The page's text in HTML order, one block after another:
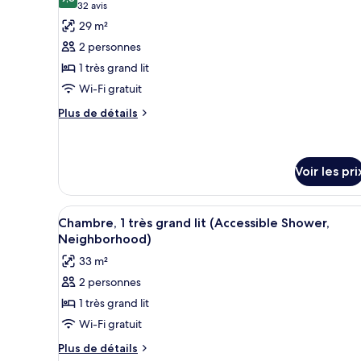
personnes
à
mobilité
réduite
(Shower)
1
très
grand
lit,
accessible
aux
personnes
à
photos
pour
ce
type
de
chambre :
grand
lit
9,8 sur 10
32 avis
(32 avis)
29 m²
2 personnes
1 très grand lit
Wi-Fi gratuit
Plus de détails
Plus
type
de
chambre
Chambre,
1
très
grand
lit
Voir les
Afficher
toutes
les
photos
pour
ce
type
de
Une chambre d’hôtel avec
2
Chambre, 1 très grand lit (Accessible Shower,
Neighborhood)
33 m²
2 personnes
1 très grand lit
Wi-Fi gratuit
Plus de détails
Plus